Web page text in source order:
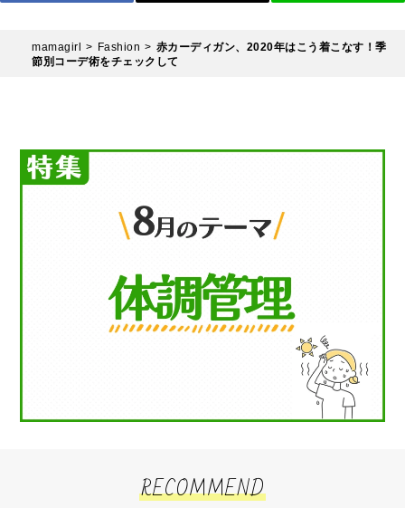
mamagirl Fashion
赤カーディガン、2020年はこう着こなす！季
節別コーデ術をチェックして
RECOMMEND